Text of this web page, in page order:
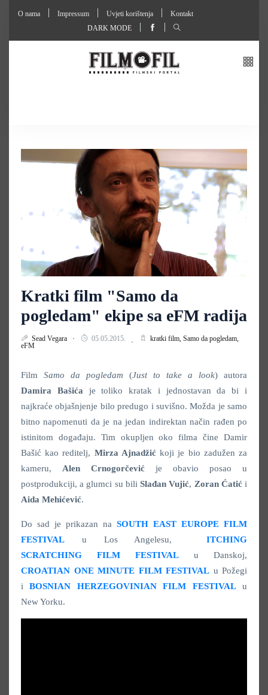
O nama Impressum Uvjeti korištenja
Kontakt
DARK MODE
Kratki film "Samo da
pogledam" ekipe sa eFM radija
Sead Vegara 05.05.2015. kratki film, Samo da pogledam,
eFM
Film Samo da pogledam (Just to take a look) autora
Damira Bašića je toliko kratak i jednostavan da bi i
najkraće objašnjenje bilo predugo i suvišno. Možda je samo
bitno napomenuti da je na jedan indirektan način rađen po
istinitom događaju. Tim okupljen oko filma čine Damir
Bašić kao reditelj, Mirza Ajnadžić koji je bio zadužen za
kameru, Alen Crnogorčević je obavio posao u
postprodukciji, a glumci su biliSlađan Vujić, Zoran Ćatić i
Aida Mehićević.
Do sad je prikazan na SOUTH EAST EUROPE FILM
FESTIVAL u Los Angelesu, ITCHING
SCRATCHING FILM FESTIVAL u Danskoj,
CROATIAN ONE MINUTE FILM FESTIVAL u Požegi
iBOSNIAN HERZEGOVINIAN FILM FESTIVALu
New Yorku.